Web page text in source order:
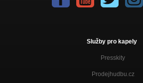
Služby pro kapely
Presskity
Prodejhudbu.cz